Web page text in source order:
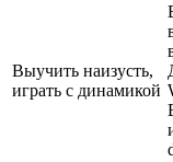
Выучить наизусть,
играть с динамикой